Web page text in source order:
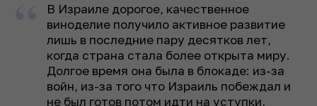
В Израиле дорогое, качественное
виноделие получило активное развитие
лишь в последние пару десятков лет,
когда страна стала более открыта миру.
Долгое время она была в блокаде: из-за
войн, из-за того что Израиль побеждал и
не был готов потом идти на уступки,